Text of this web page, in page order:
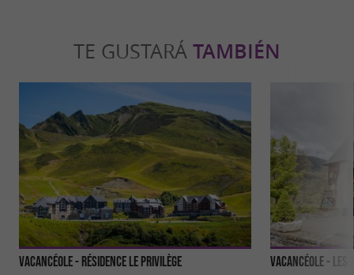
TE GUSTARÁ TAMBIÉN
Vacancéole - Résidence Le Privilège Vacancéole - Les